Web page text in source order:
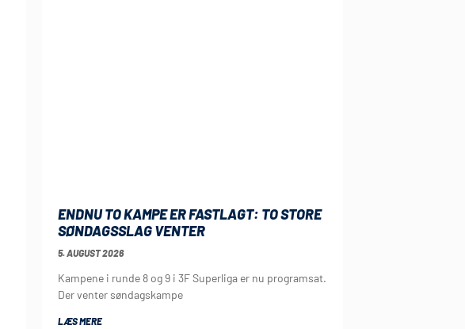
ENDNU TO KAMPE ER FASTLAGT: TO STORE
SØNDAGSSLAG VENTER
5. AUGUST 2026
Kampene i runde 8 og 9 i 3F Superliga er nu programsat.
Der venter søndagskampe
LÆS MERE